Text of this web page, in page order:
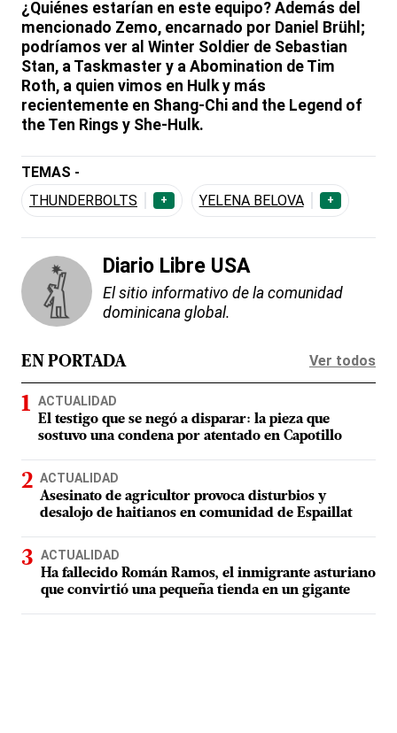
¿Quiénes estarían en este equipo? Además del
mencionado Zemo, encarnado por Daniel Brühl;
podríamos ver al Winter Soldier de Sebastian
Stan, a Taskmaster y a Abomination de Tim
Roth, a quien vimos en Hulk y más
recientemente en Shang-Chi and the Legend of
the Ten Rings y She-Hulk.
TEMAS -
THUNDERBOLTS
+ YELENA BELOVA +
Diario Libre USA
El sitio informativo de la comunidad
dominicana global.
EN PORTADA Ver todos
ACTUALIDAD
El testigo que se negó a disparar: la pieza que
sostuvo una condena por atentado en Capotillo
ACTUALIDAD
Asesinato de agricultor provoca disturbios y
desalojo de haitianos en comunidad de Espaillat
ACTUALIDAD
Ha fallecido Román Ramos, el inmigrante asturiano
que convirtió una pequeña tienda en un gigante